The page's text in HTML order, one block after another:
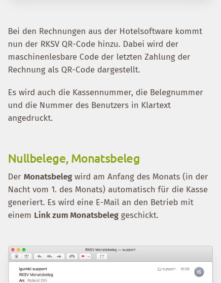
Bei den Rechnungen aus der Hotelsoftware kommt
nun der RKSV QR-Code hinzu. Dabei wird der
maschinenlesbare Code der letzten Zahlung der
Rechnung als QR-Code dargestellt.
Es wird auch die Kassennummer, die Belegnummer
und die Nummer des Benutzers in Klartext
angedruckt.
Nullbelege, Monatsbeleg
Der Monatsbeleg wird am Anfang des Monats (in der
Nacht vom 1. des Monats) automatisch für die Kasse
generiert. Es wird eine E-Mail an den Betrieb mit
einem Link zum Monatsbeleg geschickt.